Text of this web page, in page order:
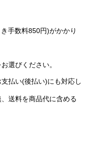
手数料850円)がかかり
選びください。
払い(後払い)にも対応し
送料を商品代に含める